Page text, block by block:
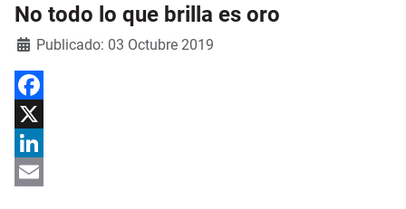
No todo lo que brilla es oro
Detalles
Publicado: 03 Octubre 2019
Facebook
X
LinkedIn